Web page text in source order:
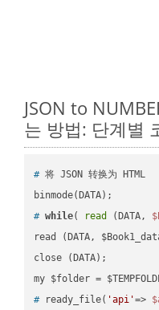
JSON to
는 방법: 단계별
# 将 JSON 转换为 HTML
# while( read (DATA,
read (DATA,
close (DATA);
# ready_file( 'api'=>